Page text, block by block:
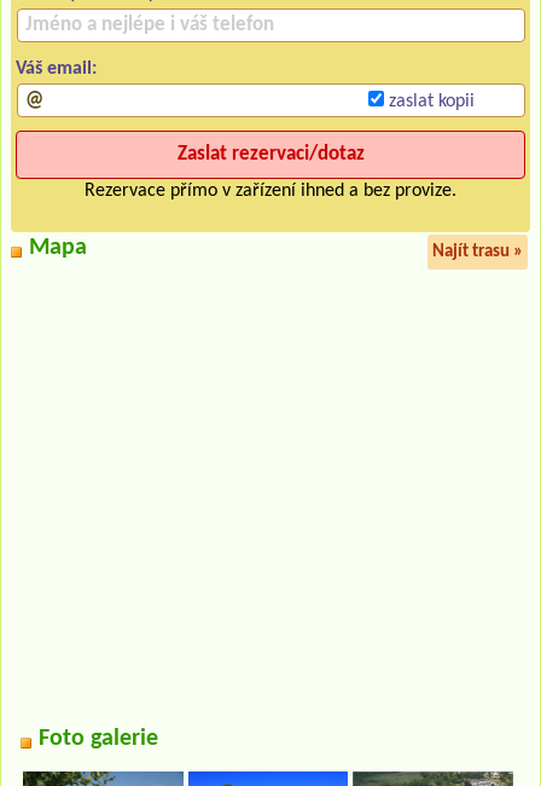
Váš email:
zaslat kopii
Rezervace přímo v zařízení ihned a bez provize.
Mapa Najít trasu »
Foto galerie